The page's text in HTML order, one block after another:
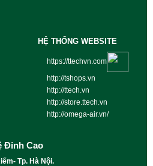
HỆ THỐNG WEBSITE
https://ttechvn.com
http://tshops.vn
http://ttech.vn
http://store.ttech.vn
http://omega-air.vn/
Đỉnh Cao
Tp. Hà Nội.